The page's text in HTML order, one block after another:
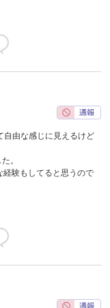
自由な感じに見えるけど
。
験もしてると思うので